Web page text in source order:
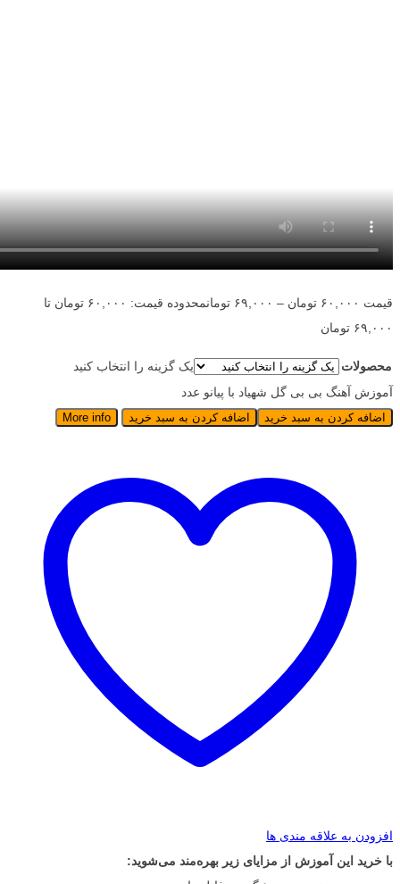
قیمت ۶۰,۰۰۰ تومان – ۶۹,۰۰۰ تومان
محدوده قیمت: ۶۰,۰۰۰ تومان تا
۶۹,۰۰۰ تومان
محصولات
یک گزینه را انتخاب کنید
آموزش آهنگ بی بی گل شهیاد با پیانو عدد
اضافه کردن به سبد خرید اضافه کردن به سبد خرید More info
افزودن به علاقه مندی ها
با خرید این آموزش از مزایای زیر بهره‌مند می‌شوید: